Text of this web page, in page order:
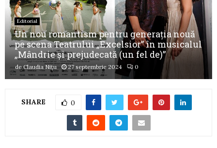
Editorial
Un nou romantism pentru generaţia nouă
pe scena Teatrului „Excelsior” în musicalul
„Mândrie și prejudecată (un fel de)”
deClaudia Nițu 27 septembrie 2024 0
SHARE 0